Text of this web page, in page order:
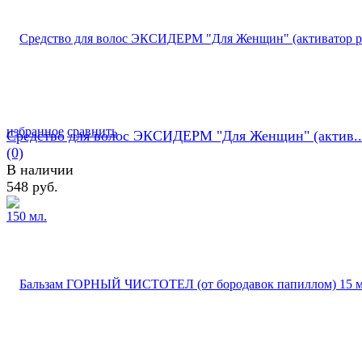
избранное сравнить
Средство для волос ЭКСИДЕРМ "Для Женщин"
(0)
В наличии
548 руб.